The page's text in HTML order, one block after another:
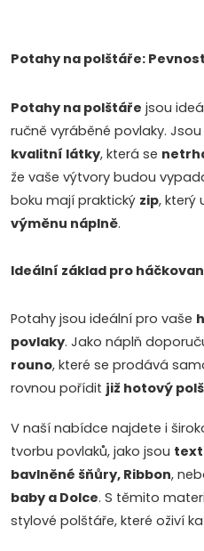
v
l
á
d
a
í
p
r
v
k
y
v
ý
Potahy na polštáře:
Potahy na polštáře jsou
ručně vyráběné povlaky.
kvalitní látky, která se
že vaše výtvory budou
boku mají praktický zip, který
výměnu náplně.
Ideální základ pro
Potahy jsou ideální pro vaše
povlaky. Jako náplň
rouno, které se prodává
rovnou pořídit již hotový
V naší nabídce najdete i
tvorbu povlaků, jako jsou
bavlněné šňůry, Ribbon,
baby a Dolce. S těmito
stylové polštáře, které oživí